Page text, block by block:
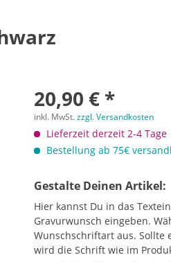
20,90 € *
inkl. MwSt.zzgl. Versandkosten
Lieferzeit derzeit 2-4 Tage
Bestellung ab 75€
Gestalte Deinen Artikel:
Hier kannst Du in das
Gravurwunsch eingeben.
Wunschschriftart aus. Sollte
wird die Schrift wie im